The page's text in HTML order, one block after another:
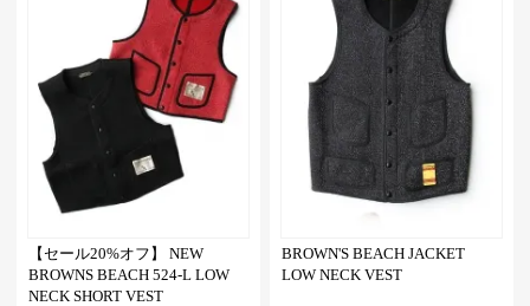
【セール20%オフ】 NEW
BROWNS BEACH 524-L LOW
NECK SHORT VEST
BROWN'S BEACH JACKET
LOW NECK VEST